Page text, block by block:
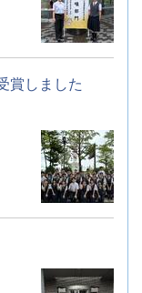
賞しました